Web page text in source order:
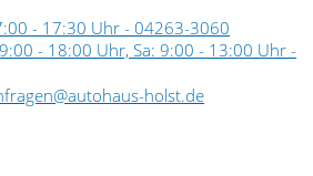
- 17:30 Uhr - 04263-3060
- 18:00 Uhr, Sa: 9:00 - 13:00 Uhr -
holst.de